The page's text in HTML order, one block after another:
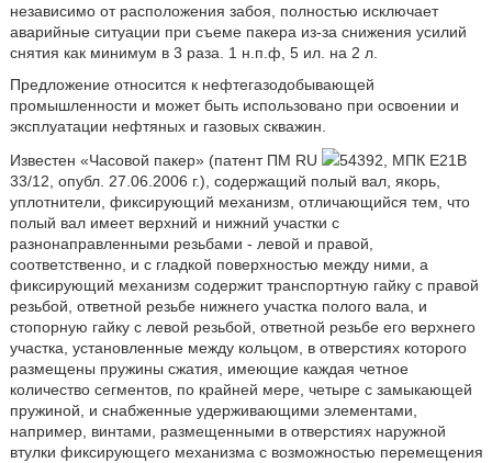
независимо от расположения забоя, полностью исключает
аварийные ситуации при съеме пакера из-за снижения усилий
снятия как минимум в 3 раза. 1 н.п.ф, 5 ил. на 2 л.
Предложение относится к нефтегазодобывающей
промышленности и может быть использовано при освоении и
эксплуатации нефтяных и газовых скважин.
Известен «Часовой пакер» (патент ПМ RU
54392, МПК E21B
33/12, опубл. 27.06.2006 г.), содержащий полый вал, якорь,
уплотнители, фиксирующий механизм, отличающийся тем, что
полый вал имеет верхний и нижний участки с
разнонаправленными резьбами - левой и правой,
соответственно, и с гладкой поверхностью между ними, а
фиксирующий механизм содержит транспортную гайку с правой
резьбой, ответной резьбе нижнего участка полого вала, и
стопорную гайку с левой резьбой, ответной резьбе его верхнего
участка, установленные между кольцом, в отверстиях которого
размещены пружины сжатия, имеющие каждая четное
количество сегментов, по крайней мере, четыре с замыкающей
пружиной, и снабженные удерживающими элементами,
например, винтами, размещенными в отверстиях наружной
втулки фиксирующего механизма с возможностью перемещения